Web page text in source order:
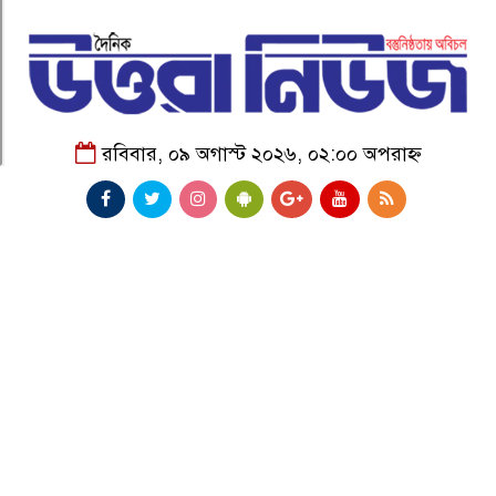
রবিবার, ০৯ অগাস্ট ২০২৬, ০২:০০ অপরাহ্ন